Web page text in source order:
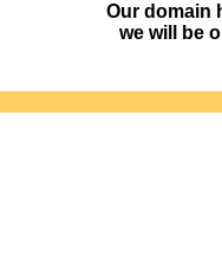
Our domain
we will be